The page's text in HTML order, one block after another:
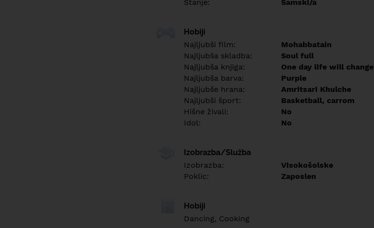
Stanje:
Samski/a
Hobiji
Najljubši film:
Mohabbatain
Najljubša skladba:
Soul full
Najljubša knjiga:
One day life will change
Najljubša barva:
Purple
Najljubše hrana:
Amritsari Khulche
Najljubši šport:
Basketball, carrom
Hišne živali:
No
Idol:
No
Izobrazba/Služba
Izobrazba:
Visokošolske
Poklic:
Zaposlen
Hobiji
Dancing, Cooking